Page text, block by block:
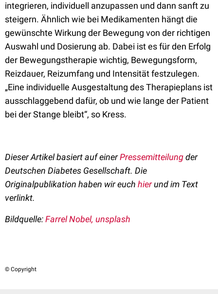
integrieren, individuell anzupassen und dann sanft zu
steigern. Ähnlich wie bei Medikamenten hängt die
gewünschte Wirkung der Bewegung von der richtigen
Auswahl und Dosierung ab. Dabei ist es für den Erfolg
der Bewegungstherapie wichtig, Bewegungsform,
Reizdauer, Reizumfang und Intensität festzulegen.
„Eine individuelle Ausgestaltung des Therapieplans ist
ausschlaggebend dafür, ob und wie lange der Patient
bei der Stange bleibt“, so Kress.
Dieser Artikel basiert auf einerPressemitteilungder
Deutschen Diabetes Gesellschaft. Die
Originalpublikation haben wir euch hierund im Text
verlinkt.
Bildquelle:Farrel Nobel, unsplash
© Copyright